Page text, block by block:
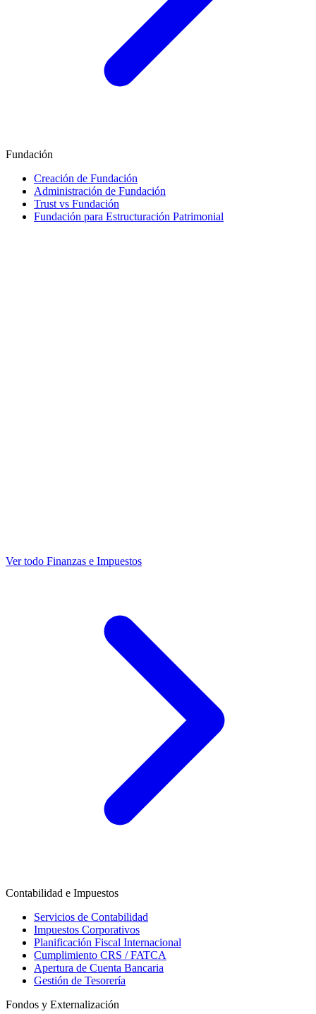
Fundación
Creación de Fundación
Administración de Fundación
Trust vs Fundación
Fundación para Estructuración Patrimonial
Ver todo Finanzas e Impuestos
Contabilidad e Impuestos
Servicios de Contabilidad
Impuestos Corporativos
Planificación Fiscal Internacional
Cumplimiento CRS / FATCA
Apertura de Cuenta Bancaria
Gestión de Tesorería
Fondos y Externalización